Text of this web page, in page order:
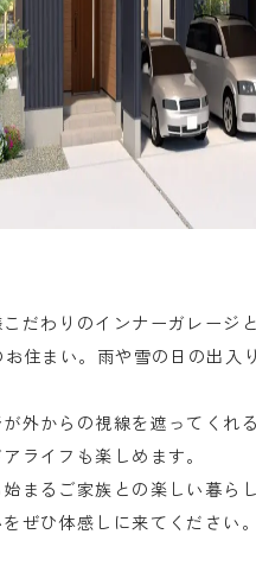
だわりのインナーガレージ
お住まい。雨や雪の日の出入
外からの視線を遮ってくれ
ライフも楽しめます。
始まるご家族との楽しい暮ら
ぜひ体感しに来てください。